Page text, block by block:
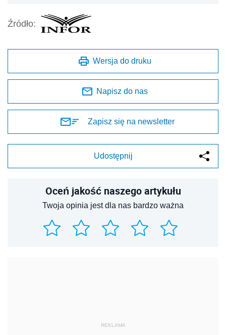
Źródło:
Wersja do druku
Napisz do nas
Zapisz się na newsletter
Udostępnij
Oceń jakość naszego artykułu
Twoja opinia jest dla nas bardzo ważna
REKLAMA